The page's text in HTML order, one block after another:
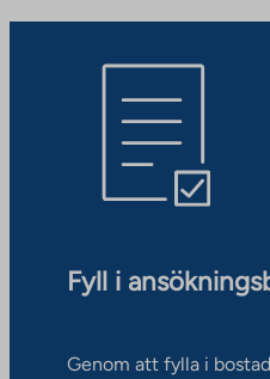
Fyll i
Genom att fylla i